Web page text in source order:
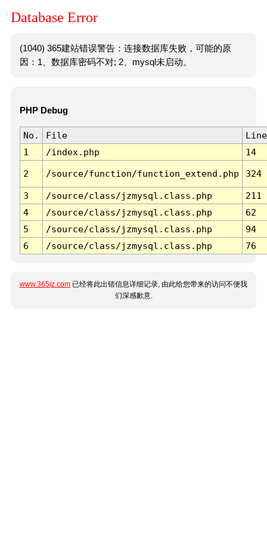
Database Error
(1040) 365建站错误警告：连接数据库失败，可能的原
因：1、数据库密码不对; 2、mysql未启动。
PHP Debug
No. File
Line
1
/index.php 14
2 /source/function/function_extend.php 324
3 /source/class/jzmysql.class.php
211
4
/source/class/jzmysql.class.php
62
5
/source/class/jzmysql.class.php
94
6
/source/class/jzmysql.class.php 76
www.365jz.com 已经将此出错信息详细记录, 由此给您带来的访问不便我
们深感歉意.